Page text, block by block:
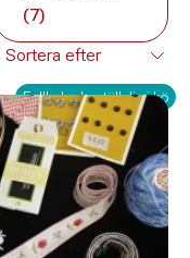
(7)
Fullbokad - ställ dig i kö